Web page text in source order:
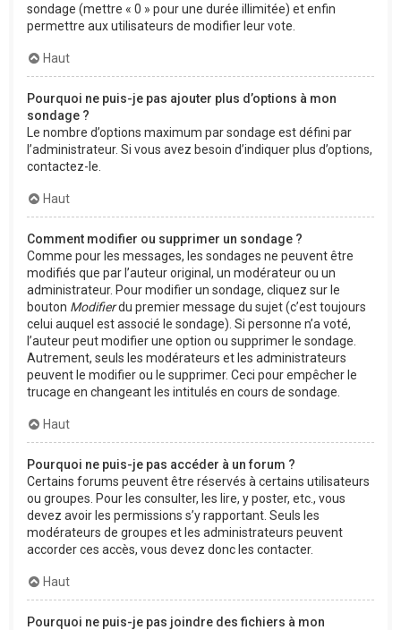
sondage (mettre « 0 » pour une durée illimitée) et enfin
permettre aux utilisateurs de modifier leur vote.
Haut
Pourquoi ne puis-je pas ajouter plus d’options à mon
sondage ?
Le nombre d’options maximum par sondage est défini par
l’administrateur. Si vous avez besoin d’indiquer plus d’options,
contactez-le.
Haut
Comment modifier ou supprimer un sondage ?
Comme pour les messages, les sondages ne peuvent être
modifiés que par l’auteur original, un modérateur ou un
administrateur. Pour modifier un sondage, cliquez sur le
bouton Modifierdu premier message du sujet (c’est toujours
celui auquel est associé le sondage). Si personne n’a voté,
l’auteur peut modifier une option ou supprimer le sondage.
Autrement, seuls les modérateurs et les administrateurs
peuvent le modifier ou le supprimer. Ceci pour empêcher le
trucage en changeant les intitulés en cours de sondage.
Haut
Pourquoi ne puis-je pas accéder à un forum ?
Certains forums peuvent être réservés à certains utilisateurs
ou groupes. Pour les consulter, les lire, y poster, etc., vous
devez avoir les permissions s’y rapportant. Seuls les
modérateurs de groupes et les administrateurs peuvent
accorder ces accès, vous devez donc les contacter.
Haut
Pourquoi ne puis-je pas joindre des fichiers à mon